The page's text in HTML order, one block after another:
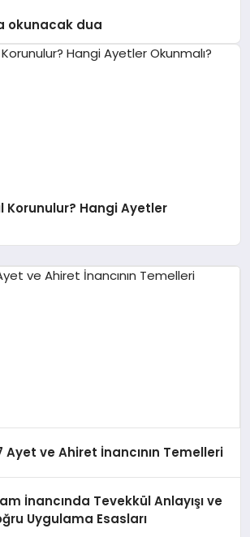
okunacak dua
Korunulur? Hangi Ayetler
Ayet ve Ahiret İnancının Temelleri
İnancında Tevekkül Anlayışı ve
Uygulama Esasları